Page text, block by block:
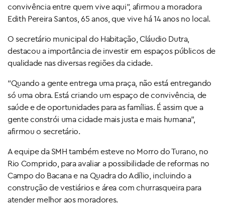
convivência entre quem vive aqui”, afirmou a moradora
Edith Pereira Santos, 65 anos, que vive há 14 anos no local.
O secretário municipal do Habitação, Cláudio Dutra,
destacou a importância de investir em espaços públicos de
qualidade nas diversas regiões da cidade.
“Quando a gente entrega uma praça, não está entregando
só uma obra. Está criando um espaço de convivência, de
saúde e de oportunidades para as famílias. É assim que a
gente constrói uma cidade mais justa e mais humana”,
afirmou o secretário.
A equipe da SMH também esteve no Morro do Turano, no
Rio Comprido, para avaliar a possibilidade de reformas no
Campo do Bacana e na Quadra do Adílio, incluindo a
construção de vestiários e área com churrasqueira para
atender melhor aos moradores.